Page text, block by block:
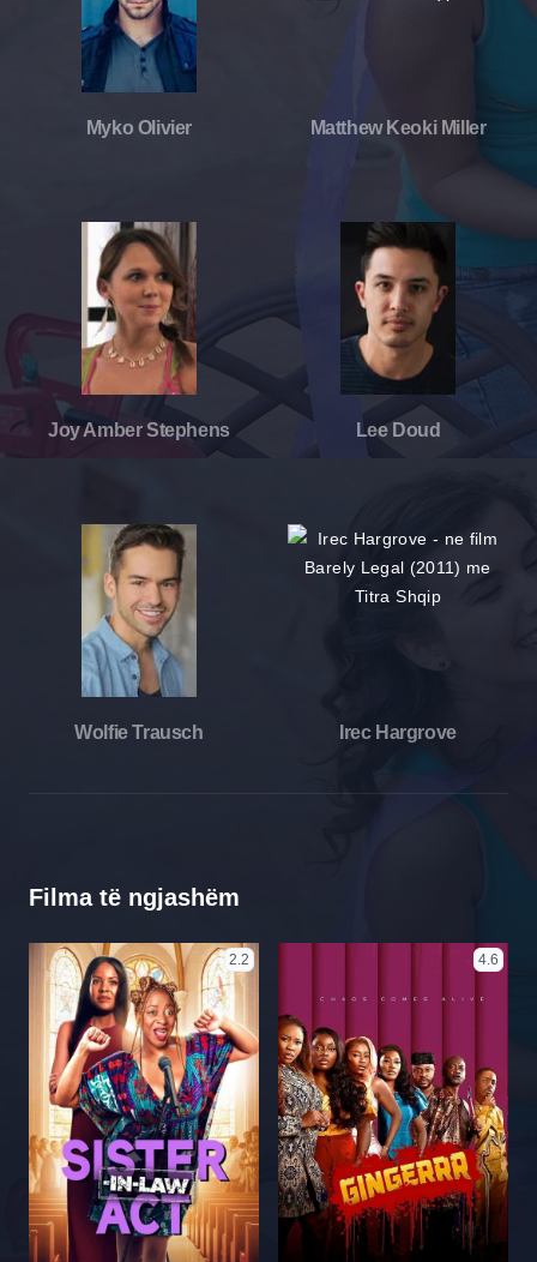
Myko Olivier Matthew Keoki Miller
Joy Amber Stephens Lee Doud
Wolfie Trausch Irec Hargrove
Filma të ngjashëm
2.2 4.6